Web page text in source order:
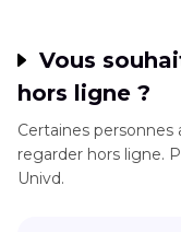
Vous
hors ligne ?
Certaines
regarder hors ligne.
Univd.